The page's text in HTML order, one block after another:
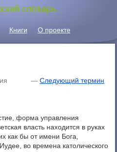
словарь
Книги О проекте
— Следующий термин
форма управления
власть находится в руках
как бы от имени Бога,
во времена католического